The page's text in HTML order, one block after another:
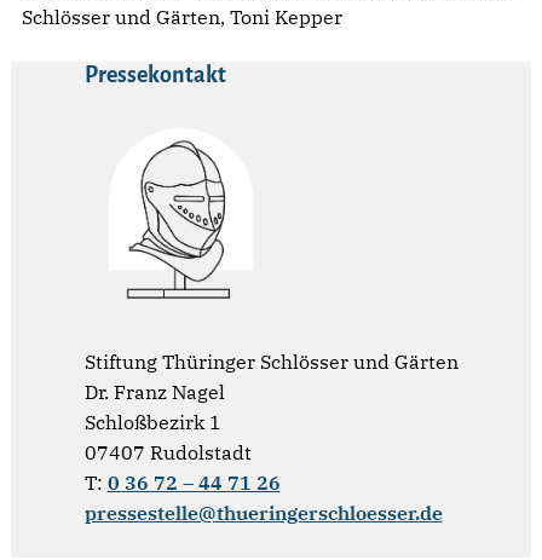
Schlösser und Gärten, Toni Kepper
Pressekontakt
Stiftung Thüringer Schlösser und Gärten
Dr. Franz Nagel
Schloßbezirk 1
07407 Rudolstadt
T: 0 36 72 – 44 71 26
pressestelle@thueringerschloesser.de